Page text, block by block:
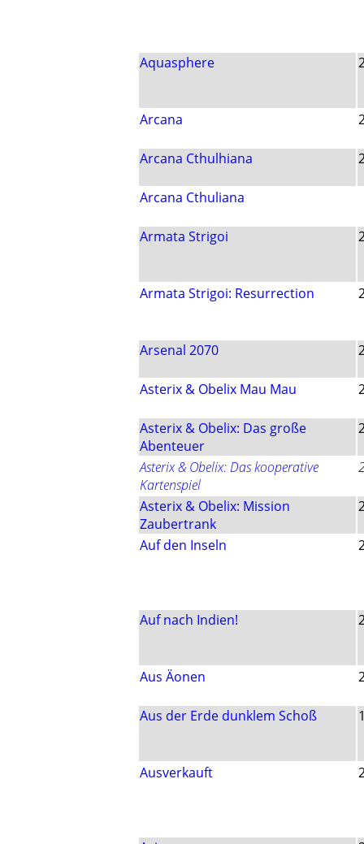
Aquasphere
Arcana
Arcana Cthulhiana
Arcana Cthuliana
Armata Strigoi
Armata Strigoi: Resurrection
Arsenal 2070
Asterix & Obelix Mau Mau
Asterix & Obelix: Das große
Abenteuer
Asterix & Obelix: Das kooperative
Kartenspiel
Asterix & Obelix: Mission
Zaubertrank
Auf den Inseln
Auf nach Indien!
Aus Äonen
Aus der Erde dunklem Schoß
Ausverkauft